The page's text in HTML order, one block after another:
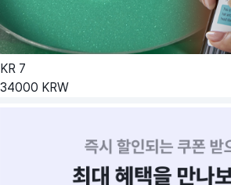
KR 7
34000 KRW